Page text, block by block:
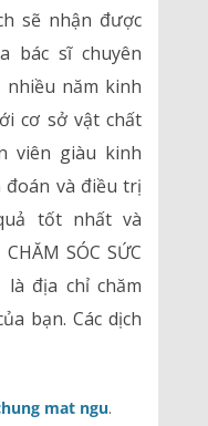
sẽ nhận được
bác sĩ chuyên
nhiều năm kinh
cơ sở vật chất
viên giàu kinh
đoán và điều trị
tốt nhất và
SÓC SỨC
là địa chỉ chăm
bạn. Các dịch
mat ngu.